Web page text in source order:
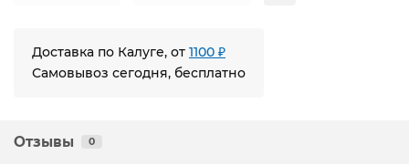
Доставка по Калуге, от 1100 ₽
Самовывоз сегодня, бесплатно
Отзывы 0